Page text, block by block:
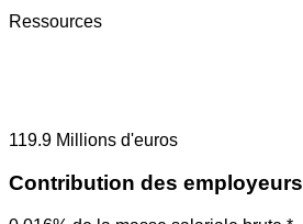
Ressources
119.9 Millions d'euros
Contribution des employeurs